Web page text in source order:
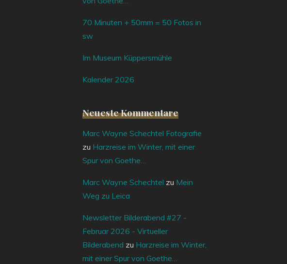
70 Minuten + 50mm = 50 Fotos in
sw
Im Museum Küppersmühle
Kalender 2026
Neueste Kommentare
Marc Wayne Schechtel Fotografie
zu Harzreise im Winter, mit einer
Spur von Goethe…
Marc Wayne Schechtel zu Mein
Weg zu Leica
Newsletter Bilderabend #27 -
Februar 2026 - Virtueller
Bilderabend zu Harzreise im Winter,
mit einer Spur von Goethe…